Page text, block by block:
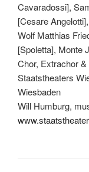
Cavaradossi],
[Cesare Angelotti],
Wolf Matthias
[Spoletta], Monte
Chor, Extrachor
Staatstheaters
Wiesbaden
Will Humburg,